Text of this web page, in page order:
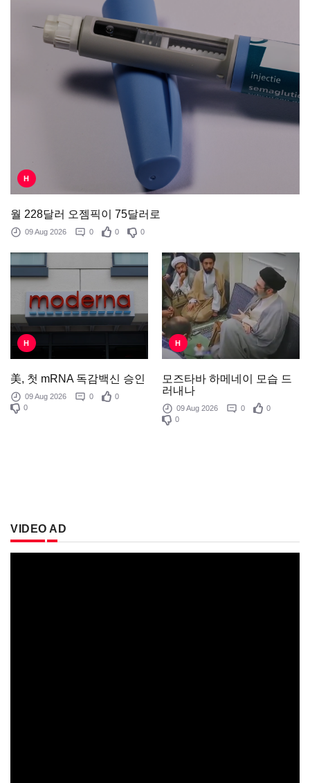
H
월 228달러 오젬픽이 75달러로
09 Aug 2026 0 0 0
H
美, 첫 mRNA 독감백신 승인
09 Aug 2026 0
0
0
H
모즈타바 하메네이 모습 드
러내나
09 Aug 2026 0
0
0
VIDEO AD